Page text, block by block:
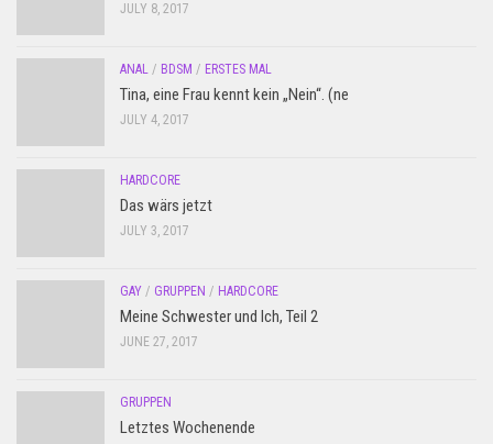
JULY 8, 2017
ANAL / BDSM / ERSTES MAL
Tina, eine Frau kennt kein „Nein“. (ne
JULY 4, 2017
HARDCORE
Das wärs jetzt
JULY 3, 2017
GAY / GRUPPEN / HARDCORE
Meine Schwester und Ich, Teil 2
JUNE 27, 2017
GRUPPEN
Letztes Wochenende